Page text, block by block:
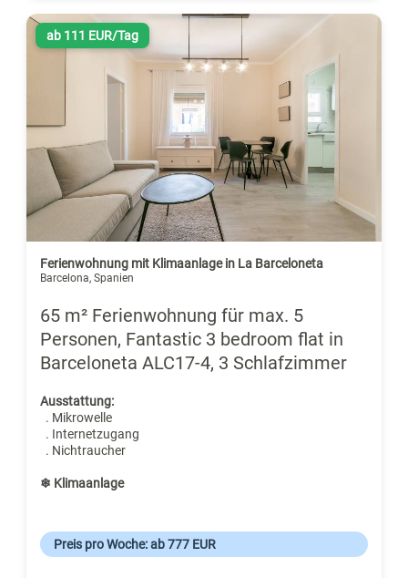
ab 111 EUR/Tag
Ferienwohnung mit Klimaanlage in La Barceloneta
Barcelona, Spanien
65 m² Ferienwohnung für max. 5
Personen, Fantastic 3 bedroom flat in
Barceloneta ALC17-4, 3 Schlafzimmer
Ausstattung:
. Mikrowelle
. Internetzugang
. Nichtraucher
❄ Klimaanlage
Preis pro Woche: ab 777 EUR